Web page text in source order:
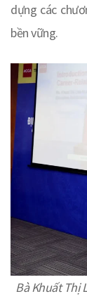
dựng các
bền vững.
Bà Khuất Thị